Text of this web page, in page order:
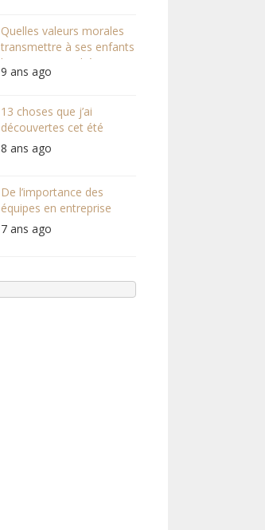
Quelles valeurs morales
transmettre à ses enfants
lorsqu’on est athée ?
9 ans ago
13 choses que j’ai
découvertes cet été
8 ans ago
De l’importance des
équipes en entreprise
7 ans ago